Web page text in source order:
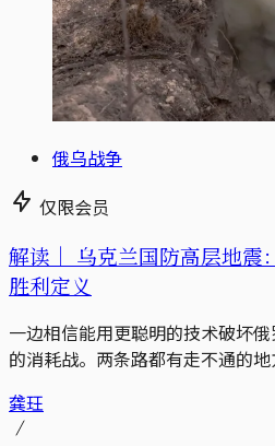
俄乌战争
仅限会员
解读｜ 乌克兰国防高层地震
胜利定义
一边相信能用更聪明的技术破坏
的消耗战。两条路都有走不通的地
龚玨